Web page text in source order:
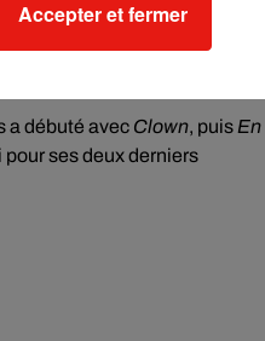
a débuté avec Clown, puis En
ses deux derniers
Accepter et fermer